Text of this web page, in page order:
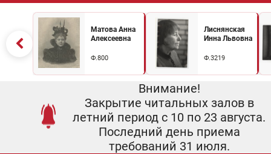
Матова Анна
Алексеевна
Ф.800
Лиснянская
Инна Львовна
Ф.3219
Внимание!
Закрытие читальных залов в
летний период с 10 по 23 августа.
Последний день приема
требований 31 июля.